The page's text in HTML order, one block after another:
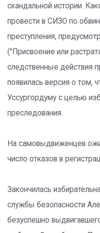
скандальной истории.
провести в СИЗО по
преступления,
("Присвоение или
следственные действия
появилась версия о том,
Уссургордуму с целью
преследования.
На самовыдвиженцев
число отказов в
Закончилась
службы безопасности
безуспешно